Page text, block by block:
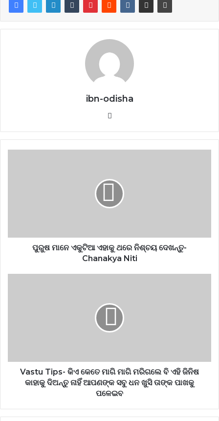
ibn-odisha
Website
ପୁରୁଷ ମାନେ ଏକୁଟିଆ ଏହାକୁ ଥରେ ନିଶ୍ଚୟ ଦେଖନ୍ତୁ-
Chanakya Niti
Vastu Tips- କିଏ କେତେ ମାଗି ମାଗି ମରିଗଲେ ବି ଏହି ଜିନିଷ
କାହାକୁ ଦିଅନ୍ତୁ ନାହିଁ ଆପଣଙ୍କ ସବୁ ଧନ ଖୁସି ତାଙ୍କ ପାଖକୁ
ପଳେଇବ